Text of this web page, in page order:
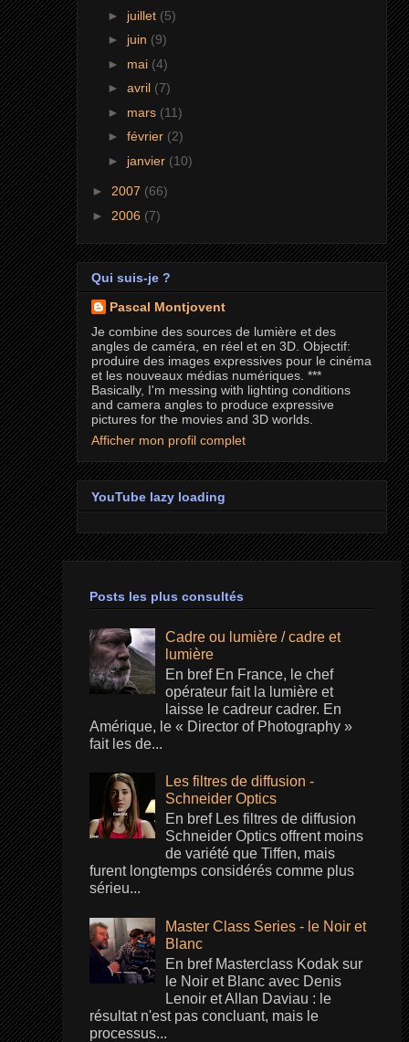
► juillet (5)
► juin (9)
► mai (4)
► avril (7)
► mars (11)
► février (2)
► janvier (10)
► 2007 (66)
► 2006 (7)
Qui suis-je ?
Pascal Montjovent
Je combine des sources de lumière et des
angles de caméra, en réel et en 3D. Objectif:
produire des images expressives pour le cinéma
et les nouveaux médias numériques. ***
Basically, I'm messing with lighting conditions
and camera angles to produce expressive
pictures for the movies and 3D worlds.
Afficher mon profil complet
YouTube lazy loading
Posts les plus consultés
Cadre ou lumière / cadre et
lumière
En bref En France, le chef
opérateur fait la lumière et
laisse le cadreur cadrer. En
Amérique, le « Director of Photography »
fait les de...
Les filtres de diffusion -
Schneider Optics
En bref Les filtres de diffusion
Schneider Optics offrent moins
de variété que Tiffen, mais
furent longtemps considérés comme plus
sérieu...
Master Class Series - le Noir et
Blanc
En bref Masterclass Kodak sur
le Noir et Blanc avec Denis
Lenoir et Allan Daviau : le
résultat n'est pas concluant, mais le
processus...